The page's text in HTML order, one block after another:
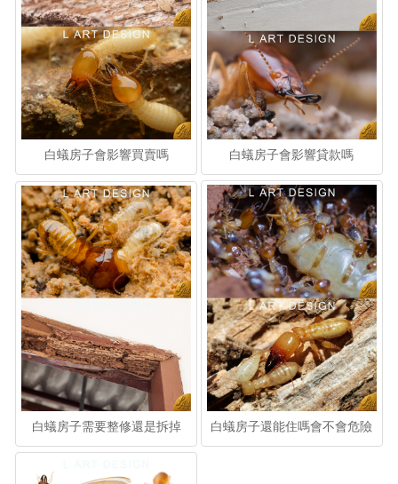
白蟻房子會影響買賣嗎 白蟻房子會影響貸款嗎
白蟻房子需要整修還是拆掉 白蟻房子還能住嗎會不會危險